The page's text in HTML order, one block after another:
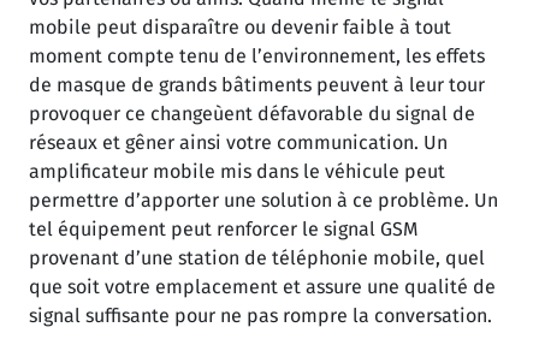
mobile peut disparaître ou devenir faible à tout
moment compte tenu de l’environnement, les effets
de masque de grands bâtiments peuvent à leur tour
provoquer ce changeùent défavorable du signal de
réseaux et gêner ainsi votre communication. Un
amplificateur mobile mis dans le véhicule peut
permettre d’apporter une solution à ce problème. Un
tel équipement peut renforcer le signal GSM
provenant d’une station de téléphonie mobile, quel
que soit votre emplacement et assure une qualité de
signal suffisante pour ne pas rompre la conversation.